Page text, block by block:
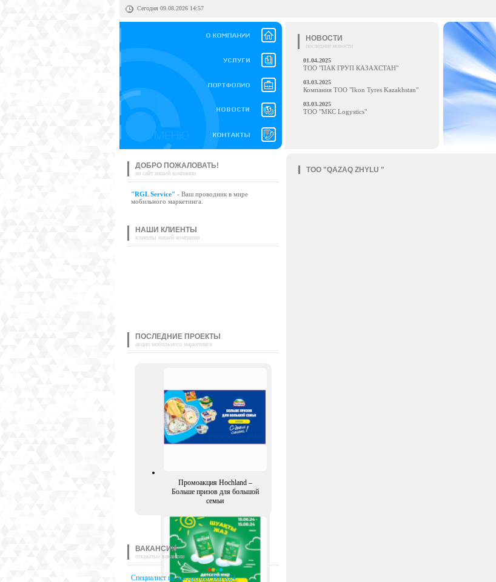
Сегодня 09.08.2026 14:57
НОВОСТИ
последние новости
01.04.2025
ТОО "ПАК ГРУП КАЗАХСТАН"
03.03.2025
Компания ТОО "Ikon Tyres Kazakhstan"
03.03.2025
ТОО "МКС Logystics"
ДОБРО ПОЖАЛОВАТЬ!
на сайт нашей компании
"RGL Service" - Ваш проводник в мире
мобильного маркетинга.
НАШИ КЛИЕНТЫ
клиенты нашей компании
ПОСЛЕДНИЕ ПРОЕКТЫ
акции мобильного маркетинга
Промоакция Hochland –
Больше призов для большой
семьи
ВАКАНСИИ
открытые вакансии
Специалист по внедрению Bitrix24
ТОО "QAZAQ ZHYLU "